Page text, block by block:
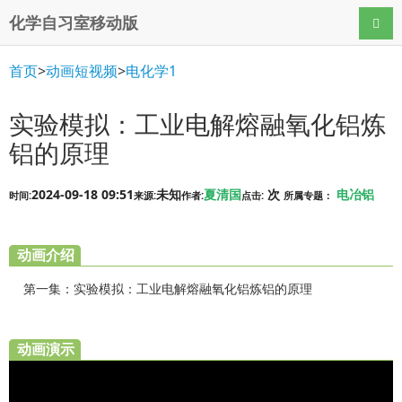
化学自习室移动版 导航
首页>动画短视频>电化学1
实验模拟：工业电解熔融氧化铝炼
铝的原理
时间:2024-09-18 09:51来源:未知作者:夏清国点击: 次 所属专题： 电冶铝
动画介绍
第一集：实验模拟：工业电解熔融氧化铝炼铝的原理
动画演示